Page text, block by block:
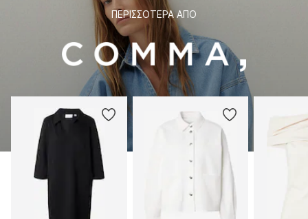
ΠΕΡΙΣΣΌΤΕΡΑ ΑΠΌ